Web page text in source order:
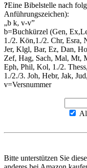
?Eine Bibelstelle nach
Anführungszeichen):
„b k, v-v”
b=Buchkürzel (Gen,
1./2. Kön,1./2. Chr, Esra,
Jer, Klgl, Bar, Ez, Dan,
Zef, Hag, Sach, Mal, Mt,
Eph, Phil, Kol, 1./2.
1./2./3. Joh, Hebr, Jak,
v=Versnummer
Bitte unterstützen Sie